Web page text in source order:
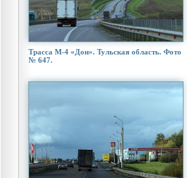
Трасса М-4 «Дон». Тульская область. Фото
№ 647.